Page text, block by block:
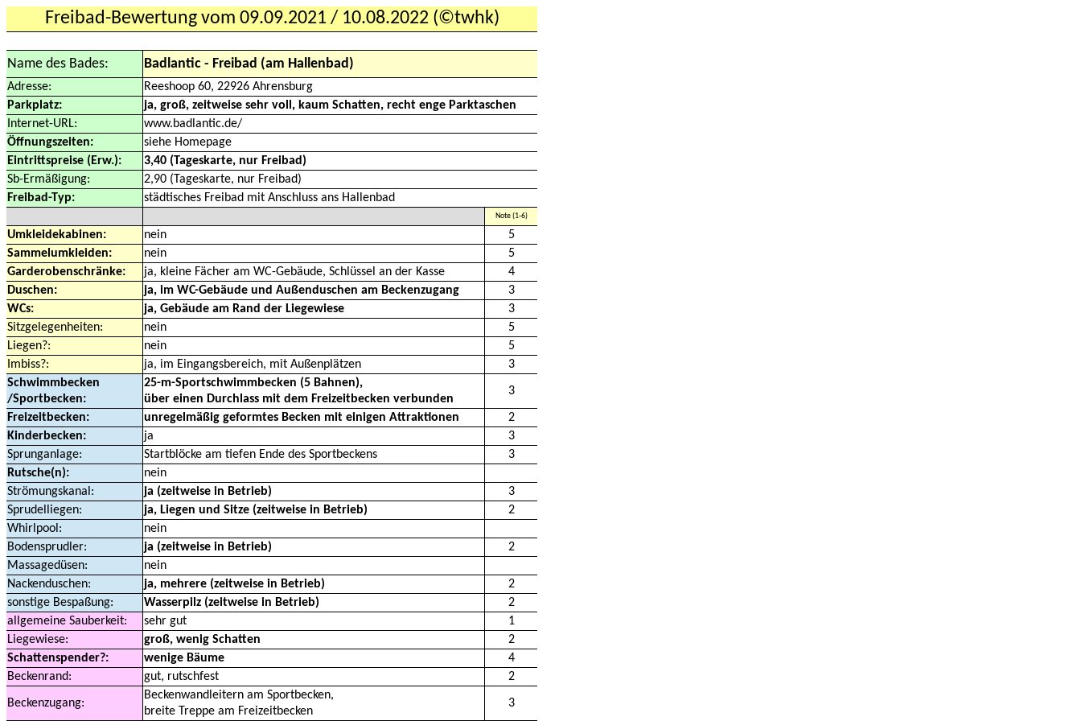
Freibad-Bewertung vom 09.09.2021 / 10.08.2022 (©twhk)
Name des Bades: Badlantic - Freibad (am Hallenbad)
Adresse:
Reeshoop 60, 22926 Ahrensburg
Parkplatz:
ja, groß, zeitweise sehr voll, kaum Schatten, recht enge Parktaschen
Internet-URL:
www.badlantic.de/
Öffnungszeiten:
siehe Homepage
Eintrittspreise (Erw.):
3,40 (Tageskarte, nur Freibad)
Sb-Ermäßigung:
2,90 (Tageskarte, nur Freibad)
Freibad-Typ:
städtisches Freibad mit Anschluss ans Hallenbad
Note (1-6)
Umkleidekabinen: nein
5
Sammelumkleiden:
nein
5
Garderobenschränke:
ja, kleine Fächer am WC-Gebäude, Schlüssel an der Kasse
4
Duschen:
ja, im WC-Gebäude und Außenduschen am Beckenzugang
3
WCs:
ja, Gebäude am Rand der Liegewiese
3
Sitzgelegenheiten:
nein
5
Liegen?:
nein
5
Imbiss?:
ja, im Eingangsbereich, mit Außenplätzen
3
Schwimmbecken
/Sportbecken:
25-m-Sportschwimmbecken (5 Bahnen),
über einen Durchlass mit dem Freizeitbecken verbunden
3
Freizeitbecken: unregelmäßig geformtes Becken mit einigen Attraktionen
2
Kinderbecken:
ja
3
Sprunganlage:
Startblöcke am tiefen Ende des Sportbeckens
3
Rutsche(n):
nein
Strömungskanal:
ja (zeitweise in Betrieb)
3
Sprudelliegen:
ja, Liegen und Sitze (zeitweise in Betrieb)
2
Whirlpool:
nein
Bodensprudler:
ja (zeitweise in Betrieb)
2
Massagedüsen:
nein
Nackenduschen:
ja, mehrere (zeitweise in Betrieb)
2
sonstige Bespaßung:
Wasserpilz (zeitweise in Betrieb)
2
allgemeine Sauberkeit:
sehr gut
1
Liegewiese:
groß, wenig Schatten
2
Schattenspender?:
wenige Bäume
4
Beckenrand:
gut, rutschfest 2
Beckenzugang:
Beckenwandleitern am Sportbecken,
breite Treppe am Freizeitbecken
3